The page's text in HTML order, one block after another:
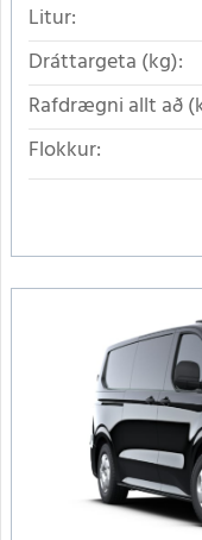
Litur:
Dráttargeta (kg):
Rafdrægni allt að
Flokkur: